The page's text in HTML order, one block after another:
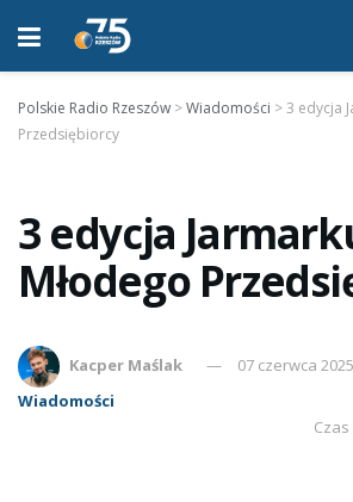
Polskie Radio Rzeszów >Wiadomości >3 edycja
Przedsiębiorcy
3 edycja
Młodego
Kacper Maślak
07 czerwca
Wiadomości